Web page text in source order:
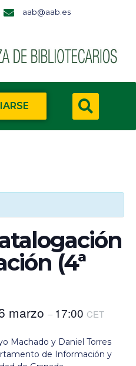
aab@aab.es
(4ª
marzo – 17:00 CET
Machado y Daniel Torres
de Información y